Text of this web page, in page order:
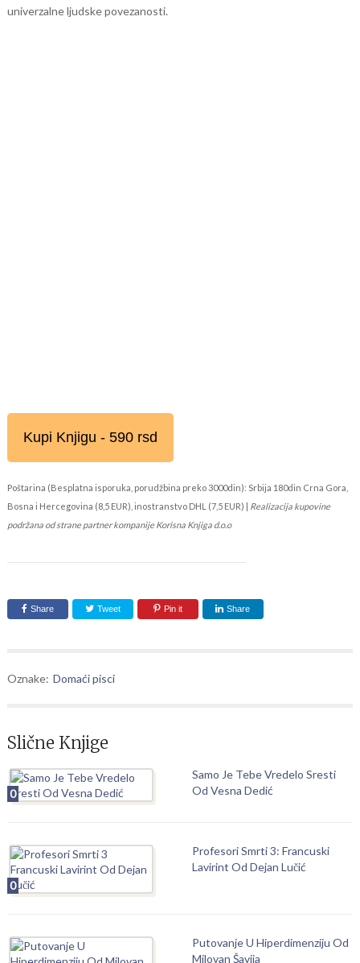
univerzalne ljudske povezanosti.
Kupi Knjigu - 590 rsd
Poštarina (Besplatna isporuka, porudžbina preko 3000din): Srbija 180din Crna Gora,
Bosna i Hercegovina (8,5 EUR), inostranstvo DHL (7,5 EUR) | Realizacija kupovine
podržana od strane partner kompanije Korisna Knjiga d.o.o
Share Tweet Pin it Share
Oznake: Domaći pisci
Slične Knjige
0
Samo Je Tebe Vredelo Sresti
Od Vesna Dedić
0
Profesori Smrti 3: Francuski
Lavirint Od Dejan Lučić
Putovanje U Hiperdimenziju Od
Milovan Šavija